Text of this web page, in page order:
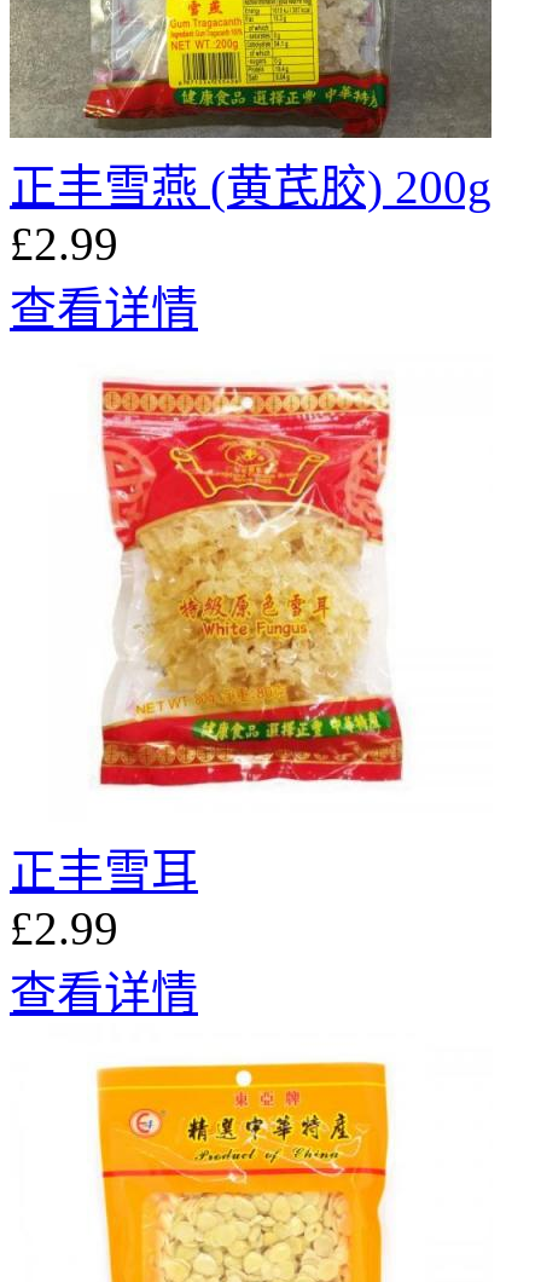
正丰雪燕 (黄芪胶) 200g
£2.99
查看详情
正丰雪耳
£2.99
查看详情